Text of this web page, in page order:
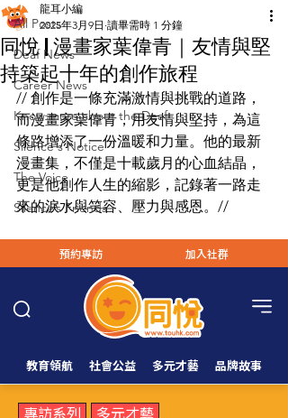
All Posts
Deaf News
Career News
Know more about the Deaf
Silence's Notice
The Voice
Silence’s Friends
同悅 | 漫畫家葉偉青｜友情與堅
持築起十年的創作旅程
龍耳小編
2025年3月9日 讀畢需時 1 分鐘
// 創作是一條充滿激情與挑戰的道路，
而漫畫家葉偉青，用友情與堅持，為這
條路增添了一份溫暖和力量。他的最新
漫畫集，不僅是十載歲月的心血結晶，
更是他創作人生的縮影，記錄著一路走
來的淚水與笑容、壓力與感恩。//